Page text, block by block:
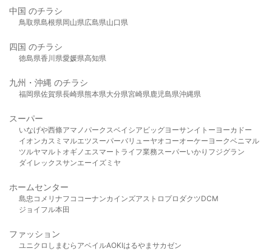
中国 のチラシ
鳥取県島根県岡山県広島県山口県
四国 のチラシ
徳島県香川県愛媛県高知県
九州・沖縄 のチラシ
福岡県佐賀県長崎県熊本県大分県宮崎県鹿児島県沖縄県
スーパー
いなげや西條アマノパークスベイシア ビッグヨーサンイトーヨーカドー
イオンカスミ マルエツスーパーバリューヤオコーオーケー ヨークベニマル
ツルヤマルト オギノ エスマート ライフ業務スーパーいかり フジグラン
ダイレックスサンエーイズミヤ
ホームセンター
島忠 コメリ ナフコ コーナンカインズアストロプロダクツDCM
ジョイフル本田
ファッション
ユニクロ しまむら アベイルAOKIはるやま サカゼン